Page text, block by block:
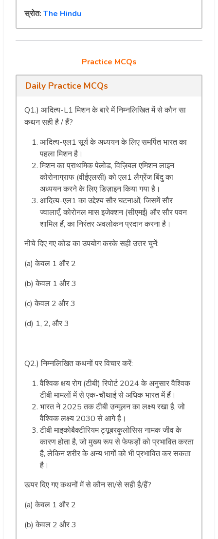
स्रोत: The Hindu
Practice MCQs
Daily Practice MCQs
Q1.) आदित्य-L1 मिशन के बारे में निम्नलिखित में से कौन सा
कथन सही है / हैं?
आदित्य-एल1 सूर्य के अध्ययन के लिए समर्पित भारत का
पहला मिशन है।
मिशन का प्राथमिक पेलोड, विज़िबल एमिशन लाइन
कोरोनाग्राफ (वीईएलसी) को एल1 लैग्रेंज बिंदु का
अध्ययन करने के लिए डिज़ाइन किया गया है।
आदित्य-एल1 का उद्देश्य सौर घटनाओं, जिसमें सौर
ज्वालाएँ, कोरोनल मास इजेक्शन (सीएमई) और सौर पवन
शामिल हैं, का निरंतर अवलोकन प्रदान करना है।
नीचे दिए गए कोड का उपयोग करके सही उत्तर चुनें:
(a) केवल 1 और 2
(b) केवल 1 और 3
(c) केवल 2 और 3
(d) 1, 2, और 3
Q2.) निम्नलिखित कथनों पर विचार करें:
वैश्विक क्षय रोग (टीबी) रिपोर्ट 2024 के अनुसार वैश्विक
टीबी मामलों में से एक-चौथाई से अधिक भारत में हैं।
भारत ने 2025 तक टीबी उन्मूलन का लक्ष्य रखा है, जो
वैश्विक लक्ष्य 2030 से आगे है।
टीबी माइकोबैक्टीरियम ट्यूबरकुलोसिस नामक जीव के
कारण होता है, जो मुख्य रूप से फेफड़ों को प्रभावित करता
है, लेकिन शरीर के अन्य भागों को भी प्रभावित कर सकता
है।
ऊपर दिए गए कथनों में से कौन सा/से सही है/हैं?
(a) केवल 1 और 2
(b) केवल 2 और 3